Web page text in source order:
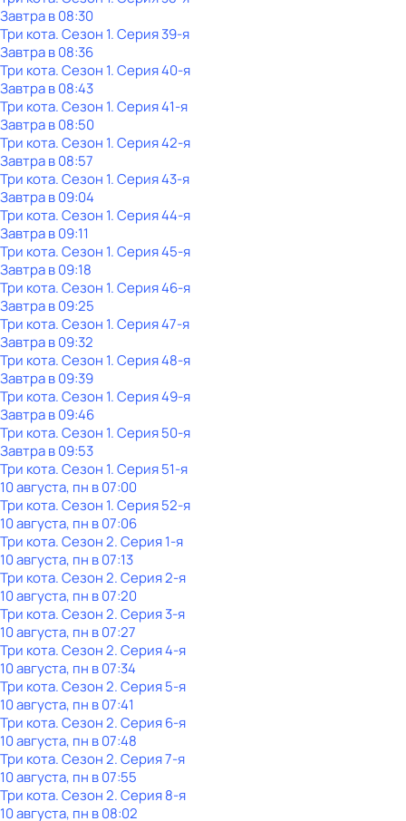
Завтра в 08:30
Три кота. Сезон 1. Серия 39-я
Завтра в 08:36
Три кота. Сезон 1. Серия 40-я
Завтра в 08:43
Три кота. Сезон 1. Серия 41-я
Завтра в 08:50
Три кота. Сезон 1. Серия 42-я
Завтра в 08:57
Три кота. Сезон 1. Серия 43-я
Завтра в 09:04
Три кота. Сезон 1. Серия 44-я
Завтра в 09:11
Три кота. Сезон 1. Серия 45-я
Завтра в 09:18
Три кота. Сезон 1. Серия 46-я
Завтра в 09:25
Три кота. Сезон 1. Серия 47-я
Завтра в 09:32
Три кота. Сезон 1. Серия 48-я
Завтра в 09:39
Три кота. Сезон 1. Серия 49-я
Завтра в 09:46
Три кота. Сезон 1. Серия 50-я
Завтра в 09:53
Три кота. Сезон 1. Серия 51-я
10 августа, пн в 07:00
Три кота. Сезон 1. Серия 52-я
10 августа, пн в 07:06
Три кота. Сезон 2. Серия 1-я
10 августа, пн в 07:13
Три кота. Сезон 2. Серия 2-я
10 августа, пн в 07:20
Три кота. Сезон 2. Серия 3-я
10 августа, пн в 07:27
Три кота. Сезон 2. Серия 4-я
10 августа, пн в 07:34
Три кота. Сезон 2. Серия 5-я
10 августа, пн в 07:41
Три кота. Сезон 2. Серия 6-я
10 августа, пн в 07:48
Три кота. Сезон 2. Серия 7-я
10 августа, пн в 07:55
Три кота. Сезон 2. Серия 8-я
10 августа, пн в 08:02